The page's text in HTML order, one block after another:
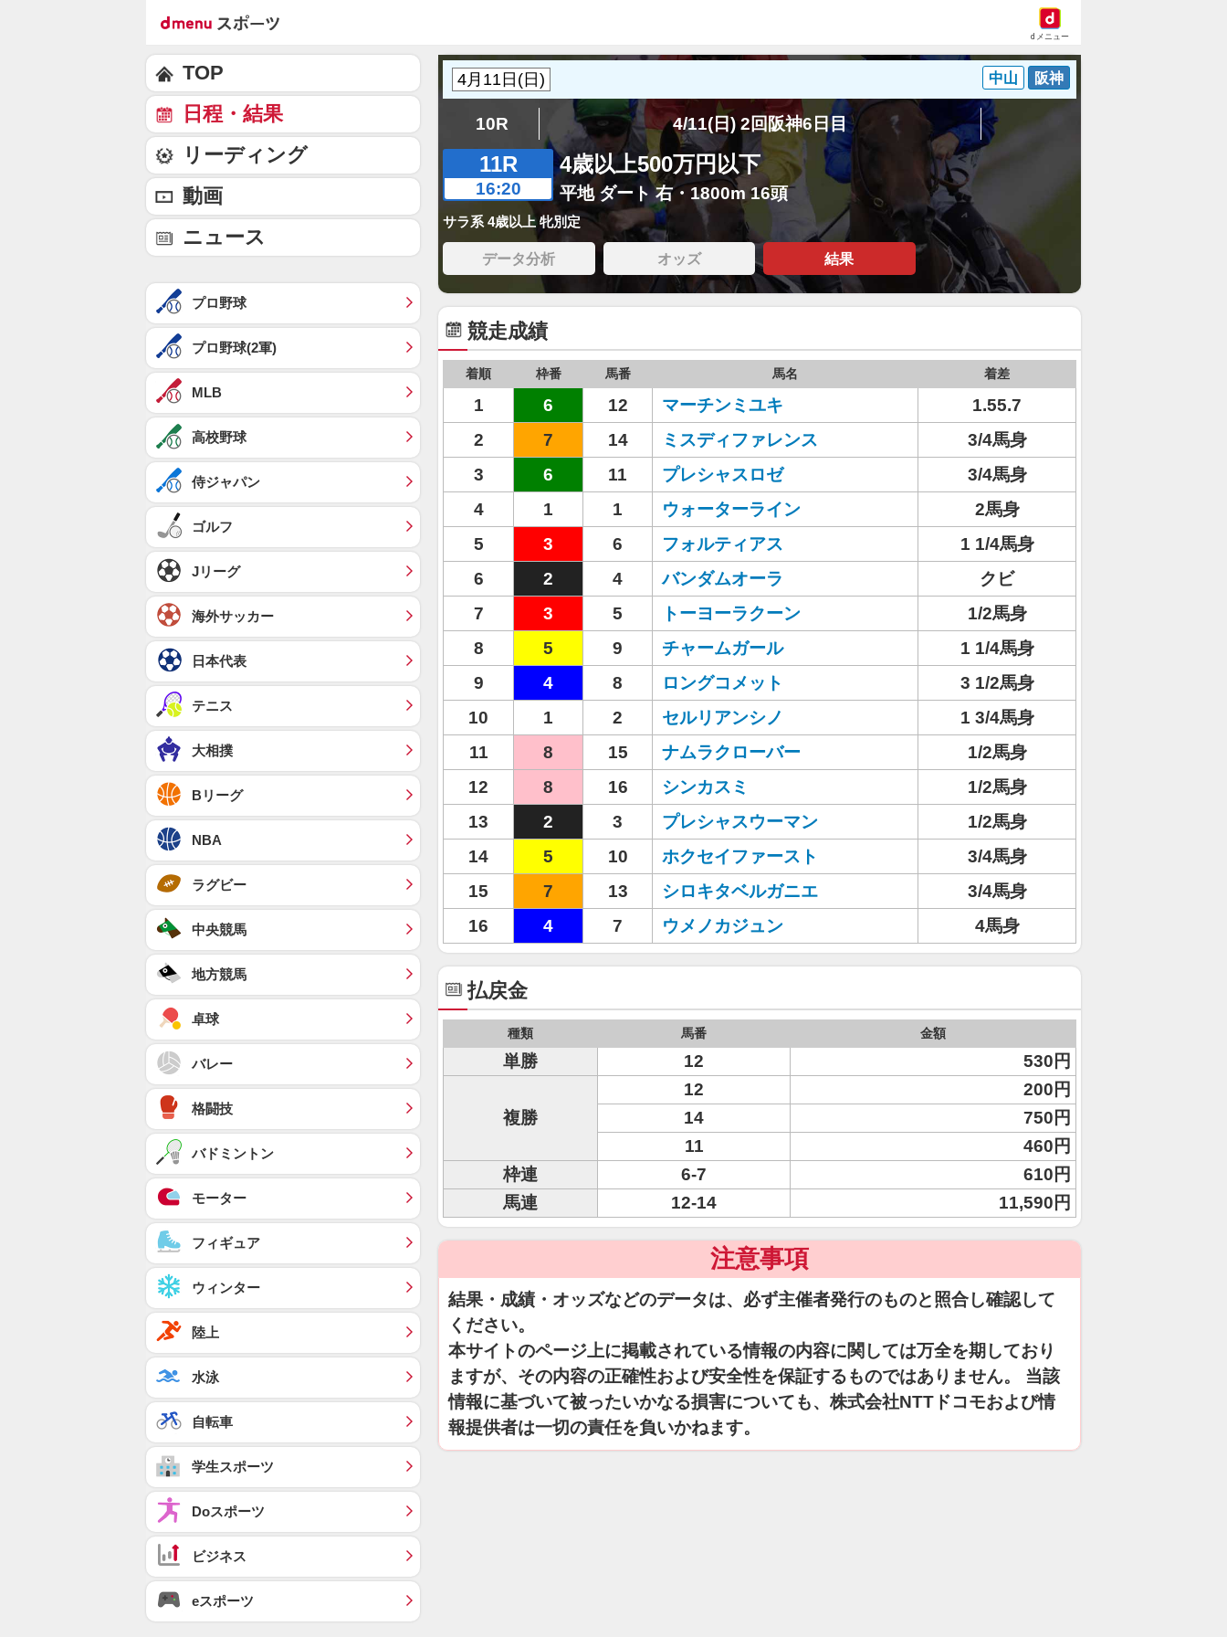
dメニュー
中山 阪神
10R 4/11(日) 2回阪神6日目
11R
16:20
4歳以上500万円以下
平地 ダート 右・1800m 16頭
サラ系 4歳以上 牝別定
データ分析 オッズ 結果
競走成績
着順 枠番 馬番 馬名 着差
1 6 12 マーチンミユキ
1.55.7
2
7 14 ミスディファレンス
3/4馬身
3
6 11 プレシャスロゼ
3/4馬身
4
1 1 ウォーターライン
2馬身
5
3 6 フォルティアス
1 1/4馬身
6
2 4 バンダムオーラ
クビ
7
3 5 トーヨーラクーン
1/2馬身
8
5 9 チャームガール
1 1/4馬身
9
4 8 ロングコメット
3 1/2馬身
10
1 2 セルリアンシノ
1 3/4馬身
11
8 15 ナムラクローバー
1/2馬身
12
8 16 シンカスミ
1/2馬身
13
2 3 プレシャスウーマン
1/2馬身
14
5 10 ホクセイファースト
3/4馬身
15
7 13 シロキタベルガニエ
3/4馬身
16
4 7 ウメノカジュン 4馬身
払戻金
種類 馬番 金額
単勝 12 530円
複勝
12
200円
14
750円
11
460円
枠連
6-7
610円
馬連
12-14 11,590円
注意事項
結果・成績・オッズなどのデータは、必ず主催者発行のものと照合し確認して
ください。
本サイトのページ上に掲載されている情報の内容に関しては万全を期しており
ますが、その内容の正確性および安全性を保証するものではありません。 当該
情報に基づいて被ったいかなる損害についても、株式会社NTTドコモおよび情
報提供者は一切の責任を負いかねます。
TOP
日程・結果
リーディング
動画
ニュース
プロ野球
プロ野球(2軍)
MLB
高校野球
侍ジャパン
ゴルフ
Jリーグ
海外サッカー
日本代表
テニス
大相撲
Bリーグ
NBA
ラグビー
中央競馬
地方競馬
卓球
バレー
格闘技
バドミントン
モーター
フィギュア
ウィンター
陸上
水泳
自転車
学生スポーツ
Doスポーツ
ビジネス
eスポーツ